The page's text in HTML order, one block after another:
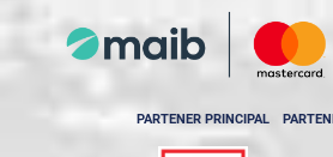
PARTENER PRINCIPAL